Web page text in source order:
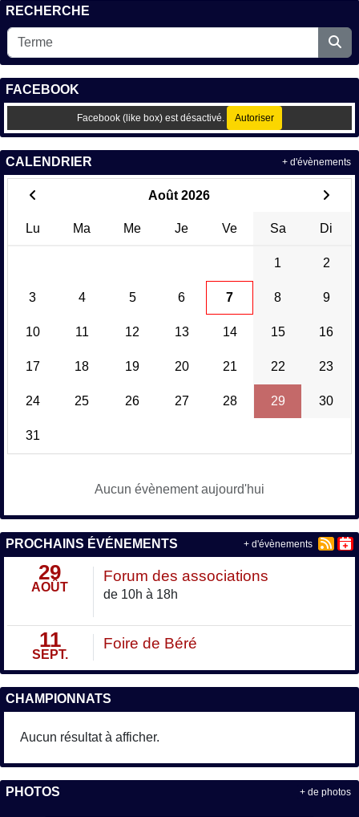
RECHERCHE
FACEBOOK
Facebook (like box) est désactivé. Autoriser
CALENDRIER
Août 2026
Lu Ma Me Je Ve Sa Di
1 2
3 4 5 6 7 8 9
10 11 12 13 14 15 16
17 18 19 20 21 22 23
24 25 26 27 28 29 30
31
Aucun évènement aujourd'hui
+ d'évènements
PROCHAINS ÉVÉNEMENTS
29
AOÛT
Forum des associations
de 10h à 18h
11
SEPT.
Foire de Béré
+ d'évènements
CHAMPIONNATS
Aucun résultat à afficher.
PHOTOS + de photos